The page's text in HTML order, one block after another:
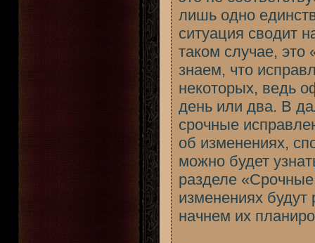
лишь одно
ситуация сводит
таком случае,
знаем, что
некоторых, ведь
день или два. В
срочные
об изменениях,
можно будет
разделе
изменениях
начнем их